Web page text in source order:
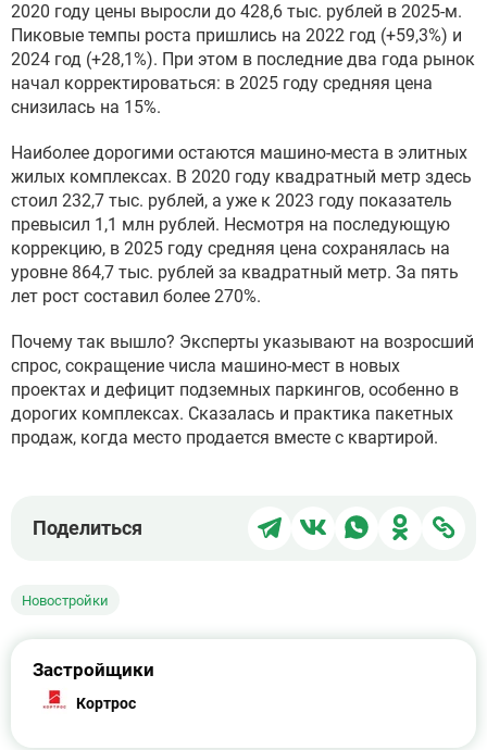
2020 году цены выросли до 428,6 тыс. рублей в 2025-м.
Пиковые темпы роста пришлись на 2022 год (+59,3%) и
2024 год (+28,1%). При этом в последние два года рынок
начал корректироваться: в 2025 году средняя цена
снизилась на 15%.
Наиболее дорогими остаются машино-места в элитных
жилых комплексах. В 2020 году квадратный метр здесь
стоил 232,7 тыс. рублей, а уже к 2023 году показатель
превысил 1,1 млн рублей. Несмотря на последующую
коррекцию, в 2025 году средняя цена сохранялась на
уровне 864,7 тыс. рублей за квадратный метр. За пять
лет рост составил более 270%.
Почему так вышло? Эксперты указывают на возросший
спрос, сокращение числа машино-мест в новых
проектах и дефицит подземных паркингов, особенно в
дорогих комплексах. Сказалась и практика пакетных
продаж, когда место продается вместе с квартирой.
Поделиться
Поделиться
Поделиться
в
Поделиться
Новостройки
Застройщики
Кортрос